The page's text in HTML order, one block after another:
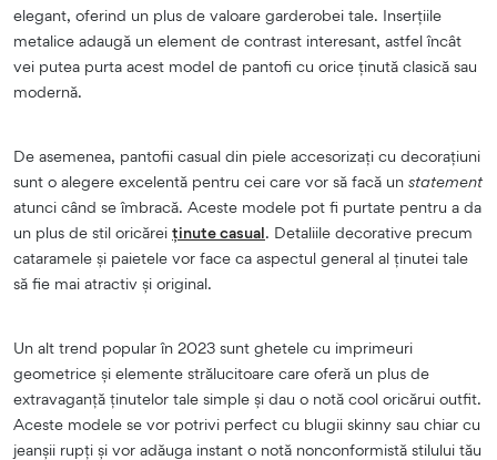
elegant, oferind un plus de valoare garderobei tale. Inserțiile
metalice adaugă un element de contrast interesant, astfel încât
vei putea purta acest model de pantofi cu orice ținută clasică sau
modernă.
De asemenea, pantofii casual din piele accesorizați cu decorațiuni
sunt o alegere excelentă pentru cei care vor să facă un statement
atunci când se îmbracă. Aceste modele pot fi purtate pentru a da
un plus de stil oricărei ținute casual. Detaliile decorative precum
cataramele și paietele vor face ca aspectul general al ținutei tale
să fie mai atractiv și original.
Un alt trend popular în 2023 sunt ghetele cu imprimeuri
geometrice și elemente strălucitoare care oferă un plus de
extravaganță ținutelor tale simple și dau o notă cool oricărui outfit.
Aceste modele se vor potrivi perfect cu blugii skinny sau chiar cu
jeanșii rupți și vor adăuga instant o notă nonconformistă stilului tău